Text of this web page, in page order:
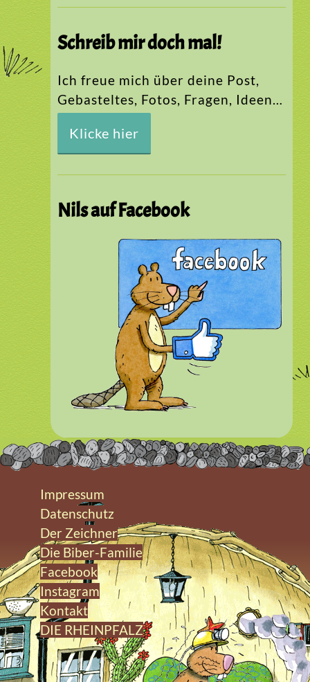
Schreib mir doch mal!
Ich freue mich über deine Post,
Gebasteltes, Fotos, Fragen, Ideen…
Klicke hier
Nils auf Facebook
Impressum
Datenschutz
Der Zeichner
Die Biber-Familie
Facebook
Instagram
Kontakt
DIE RHEINPFALZ